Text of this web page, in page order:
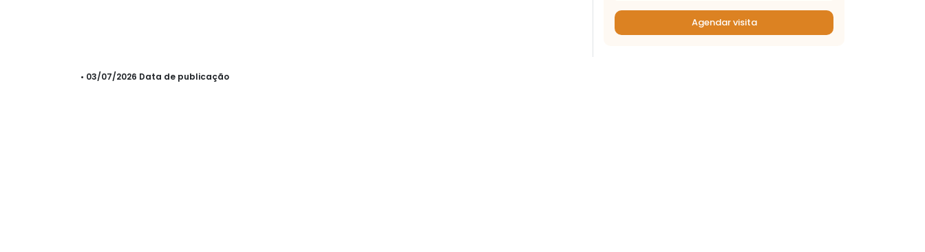
Agendar visita
• 03/07/2026 Data de publicação